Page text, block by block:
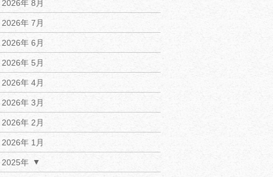
2026年 8月
2026年 7月
2026年 6月
2026年 5月
2026年 4月
2026年 3月
2026年 2月
2026年 1月
2025年